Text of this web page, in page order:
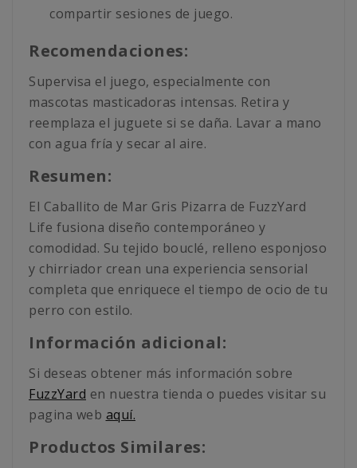
compartir sesiones de juego.
Recomendaciones:
Supervisa el juego, especialmente con
mascotas masticadoras intensas. Retira y
reemplaza el juguete si se daña. Lavar a mano
con agua fría y secar al aire.
Resumen:
El Caballito de Mar Gris Pizarra de FuzzYard
Life fusiona diseño contemporáneo y
comodidad. Su tejido bouclé, relleno esponjoso
y chirriador crean una experiencia sensorial
completa que enriquece el tiempo de ocio de tu
perro con estilo.
Información adicional:
Si deseas obtener más información sobre
FuzzYard en nuestra tienda o puedes visitar su
pagina web aquí.
Productos Similares: